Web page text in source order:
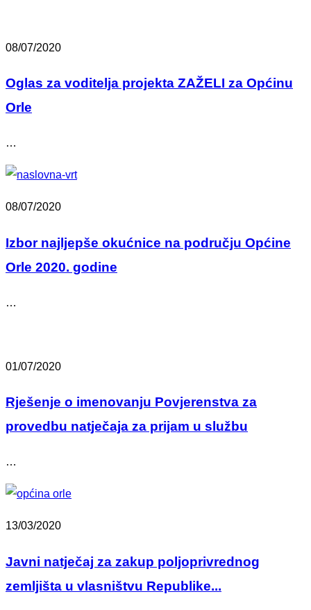
08/07/2020
Oglas za voditelja projekta ZAŽELI za Općinu
Orle
…
08/07/2020
Izbor najljepše okućnice na području Općine
Orle 2020. godine
…
01/07/2020
Rješenje o imenovanju Povjerenstva za
provedbu natječaja za prijam u službu
…
13/03/2020
Javni natječaj za zakup poljoprivrednog
zemljišta u vlasništvu Republike...